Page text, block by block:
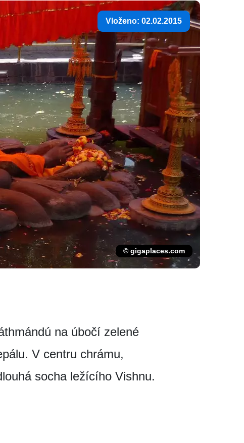
Vloženo: 02.02.2015
© gigaplaces.com
na úbočí zelené
V centru chrámu,
socha ležícího Vishnu.